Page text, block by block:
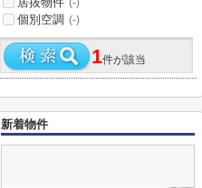
(-)
個別空調 (-)
1件が該当
新着物件